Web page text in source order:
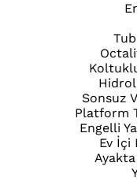
Sonsuz
Platform
Engelli
Ev İçi